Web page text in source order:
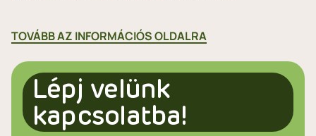
TOVÁBB AZ INFORMÁCIÓS OLDALRA
Lépj velünk
kapcsolatba!